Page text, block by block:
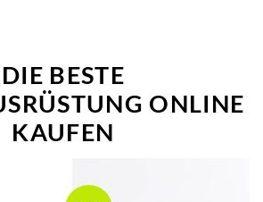
DIE BESTE
ONLINE
KAUFEN